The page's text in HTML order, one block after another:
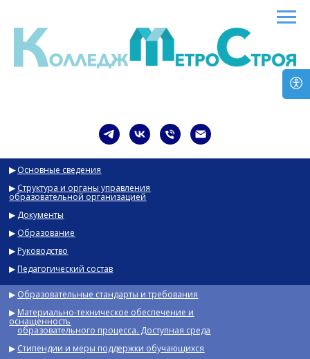
▶ Образовательные стандарты и требования
▶ Материально-техническое обеспечение и
оснащенность
образовательного процесса. Доступная среда
▶ Стипендии и меры поддержки обучающихся
▶Основные сведения
▶ Структура и органы управления
образовательной организацией
▶ Документы
▶ Образование
▶ Руководство
▶ Педагогический состав